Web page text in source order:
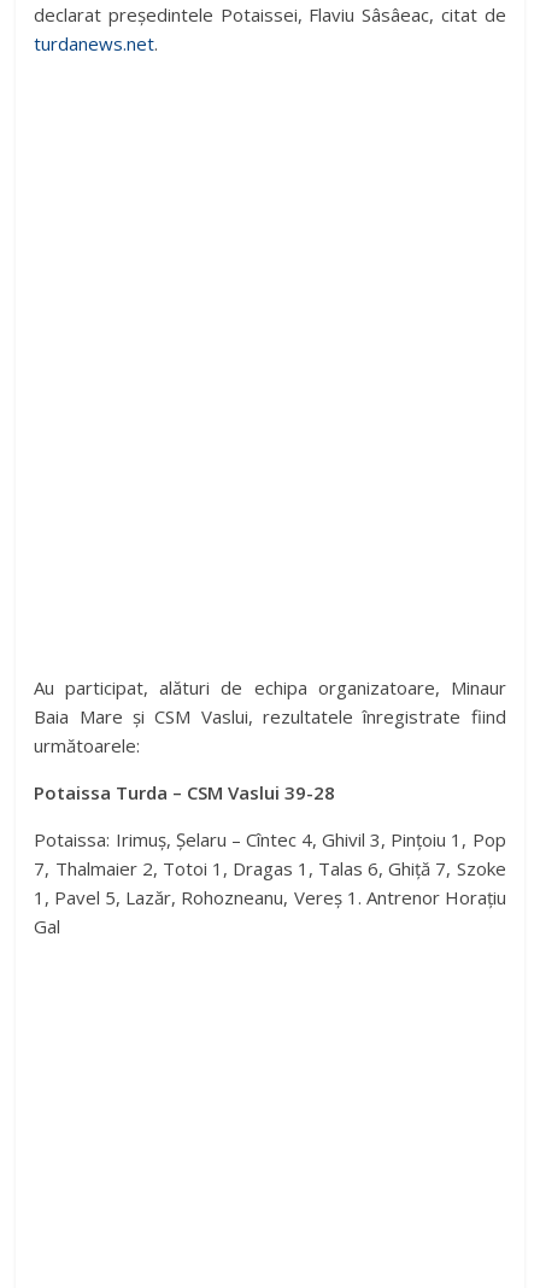
declarat președintele Potaissei, Flaviu Sâsâeac, citat de
turdanews.net.
Au participat, alături de echipa organizatoare, Minaur
Baia Mare și CSM Vaslui, rezultatele înregistrate fiind
următoarele:
Potaissa Turda – CSM Vaslui 39-28
Potaissa: Irimuș, Șelaru – Cîntec 4, Ghivil 3, Pințoiu 1, Pop
7, Thalmaier 2, Totoi 1, Dragas 1, Talas 6, Ghiță 7, Szoke
1, Pavel 5, Lazăr, Rohozneanu, Vereș 1. Antrenor Horațiu
Gal